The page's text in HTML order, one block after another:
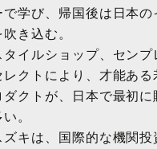
で学び、帰国後は日本の
き込む。
タイルショップ、センプ
レクトにより、才能ある
ダクトが、日本で最初に
。
ズキは、国際的な機関